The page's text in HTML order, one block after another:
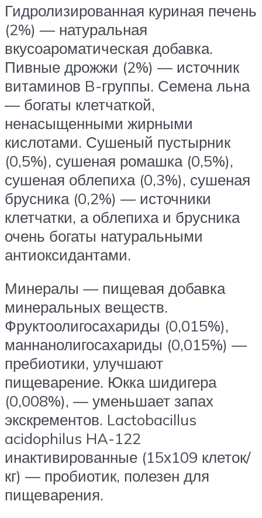
Гидролизированная куриная печень
(2%) — натуральная
вкусоароматическая добавка.
Пивные дрожжи (2%) — источник
витаминов B-группы. Семена льна
— богаты клетчаткой,
ненасыщенными жирными
кислотами. Сушеный пустырник
(0,5%), сушеная ромашка (0,5%),
сушеная облепиха (0,3%), сушеная
брусника (0,2%) — источники
клетчатки, а облепиха и брусника
очень богаты натуральными
антиоксидантами.
Минералы — пищевая добавка
минеральных веществ.
Фруктоолигосахариды (0,015%),
маннанолигосахариды (0,015%) —
пребиотики, улучшают
пищеварение. Юкка шидигера
(0,008%), — уменьшает запах
экскрементов. Lactobacillus
acidophilus HA-122
инактивированные (15х109 клеток/
кг) — пробиотик, полезен для
пищеварения.